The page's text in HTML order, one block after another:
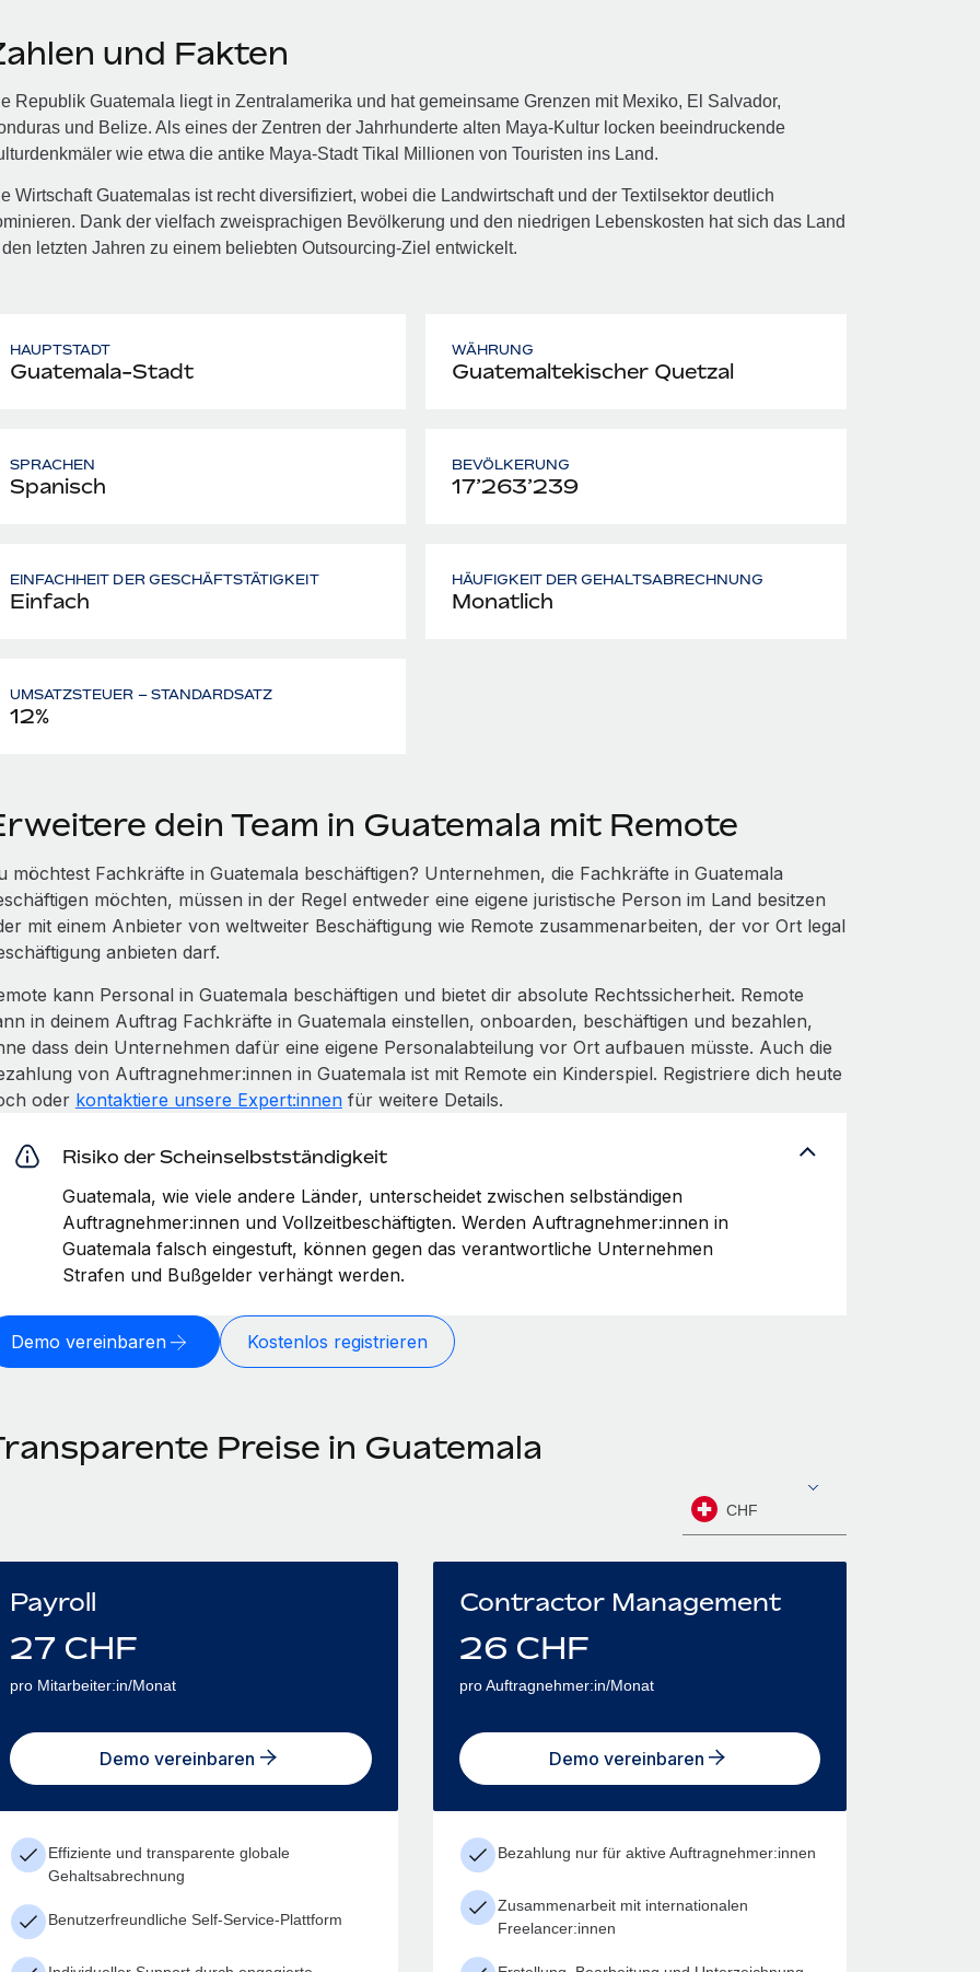
und Fakten
Republik Guatemala liegt in Zentralamerika und hat gemeinsame Grenzen mit Mexiko, El Salvador,
und Belize. Als eines der Zentren der Jahrhunderte alten Maya-Kultur locken beeindruckende
wie etwa die antike Maya-Stadt Tikal Millionen von Touristen ins Land.
Wirtschaft Guatemalas ist recht diversifiziert, wobei die Landwirtschaft und der Textilsektor deutlich
Dank der vielfach zweisprachigen Bevölkerung und den niedrigen Lebenskosten hat sich das Land
letzten Jahren zu einem beliebten Outsourcing-Ziel entwickelt.
HAUPTSTADT
Guatemala-Stadt
WÄHRUNG
Guatemaltekischer Quetzal
SPRACHEN
Spanisch
BEVÖLKERUNG
17’263’239
EINFACHHEIT DER GESCHÄFTSTÄTIGKEIT
Einfach
HÄUFIGKEIT DER GEHALTSABRECHNUNG
Monatlich
UMSATZSTEUER – STANDARDSATZ
12%
dein Team in Guatemala mit Remote
möchtest Fachkräfte in Guatemala beschäftigen? Unternehmen, die Fachkräfte in Guatemala
möchten, müssen in der Regel entweder eine eigene juristische Person im Land besitzen
mit einem Anbieter von weltweiter Beschäftigung wie Remote zusammenarbeiten, der vor Ort legal
anbieten darf.
kann Personal in Guatemala beschäftigen und bietet dir absolute Rechtssicherheit. Remote
in deinem Auftrag Fachkräfte in Guatemala einstellen, onboarden, beschäftigen und bezahlen,
dass dein Unternehmen dafür eine eigene Personalabteilung vor Ort aufbauen müsste. Auch die
von Auftragnehmer:innen in Guatemala ist mit Remote ein Kinderspiel. Registriere dich heute
oder kontaktiere unsere Expert:innenfür weitere Details.
Risiko der Scheinselbstständigkeit
Guatemala, wie viele andere Länder, unterscheidet zwischen selbständigen
Auftragnehmer:innen und Vollzeitbeschäftigten. Werden Auftragnehmer:innen in
Guatemala falsch eingestuft, können gegen das verantwortliche Unternehmen
Strafen und Bußgelder verhängt werden.
Demo vereinbaren Kostenlos registrieren
Preise in Guatemala
CHF
Payroll
27 CHF
pro Mitarbeiter:in/Monat
Demo vereinbaren
Effiziente und transparente globale
Gehaltsabrechnung
Benutzerfreundliche Self-Service-Plattform
Contractor Management
26 CHF
pro Auftragnehmer:in/Monat
Demo vereinbaren
Bezahlung nur für aktive Auftragnehmer:innen
Zusammenarbeit mit internationalen
Freelancer:innen